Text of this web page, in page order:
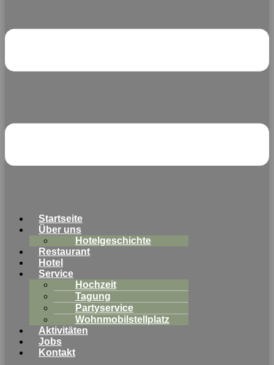
Startseite
Über uns
Hotelgeschichte
Restaurant
Hotel
Service
Hochzeit
Tagung
Partyservice
Wohnmobilstellplatz
Aktivitäten
Jobs
Kontakt